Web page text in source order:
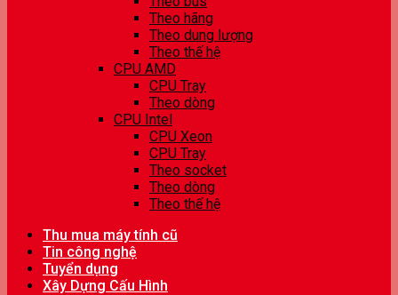
Theo hãng
Theo dung lượng
Theo thế hệ
CPU AMD
CPU Tray
Theo dòng
CPU Intel
CPU Xeon
CPU Tray
Theo socket
Theo dòng
Theo thế hệ
Thu mua máy tính cũ
Tin công nghệ
Tuyển dụng
Xây Dựng Cấu Hình